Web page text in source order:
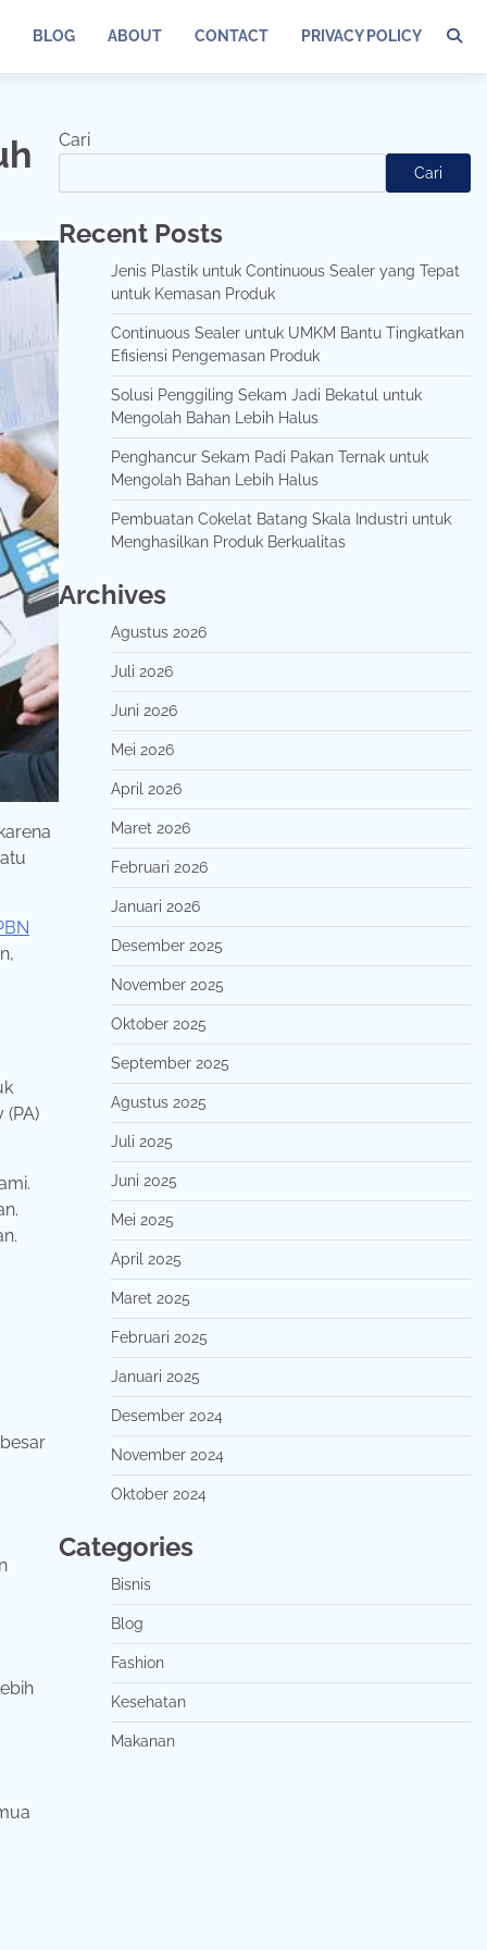
BLOG ABOUT CONTACT PRIVACY POLICY
Cari
Cari
Recent Posts
Jenis Plastik untuk Continuous Sealer yang Tepat
untuk Kemasan Produk
Continuous Sealer untuk UMKM Bantu Tingkatkan
Efisiensi Pengemasan Produk
Solusi Penggiling Sekam Jadi Bekatul untuk
Mengolah Bahan Lebih Halus
Penghancur Sekam Padi Pakan Ternak untuk
Mengolah Bahan Lebih Halus
Pembuatan Cokelat Batang Skala Industri untuk
Menghasilkan Produk Berkualitas
Archives
Agustus 2026
Juli 2026
Juni 2026
Mei 2026
April 2026
Maret 2026
Februari 2026
Januari 2026
Desember 2025
November 2025
Oktober 2025
September 2025
Agustus 2025
Juli 2025
Juni 2025
Mei 2025
April 2025
Maret 2025
Februari 2025
Januari 2025
Desember 2024
November 2024
Oktober 2024
Categories
Bisnis
Blog
Fashion
Kesehatan
Makanan